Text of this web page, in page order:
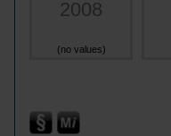
2008
(no values)